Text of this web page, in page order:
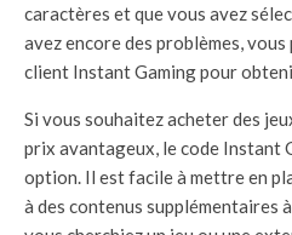
caractères et que vous avez
avez encore des problèmes,
client Instant Gaming pour
Si vous souhaitez acheter des
prix avantageux, le code Instant
option. Il est facile à mettre en
à des contenus supplémentaires